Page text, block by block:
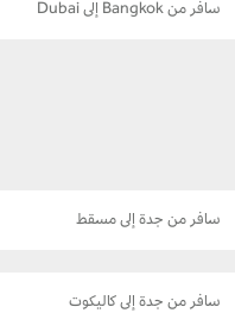
سافر من Bangkok إلى Dubai
سافر من جدة إلى مسقط
سافر من جدة إلى كاليكوت